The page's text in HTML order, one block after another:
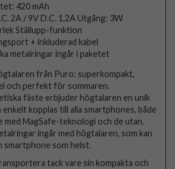
420 mAh
2A / 9V D.C. 1.2A Utgång: 3W
Ställupp-funktion
+ inkluderad kabel
metalringar ingår i paketet
från Puro: superkompakt,
och perfekt för sommaren.
fäste erbjuder högtalaren en unik
enkelt kopplas till alla smartphones, både
med MagSafe-teknologi och de utan.
ingår med högtalaren, som kan
smartphone som helst.
tack vare sin kompakta och